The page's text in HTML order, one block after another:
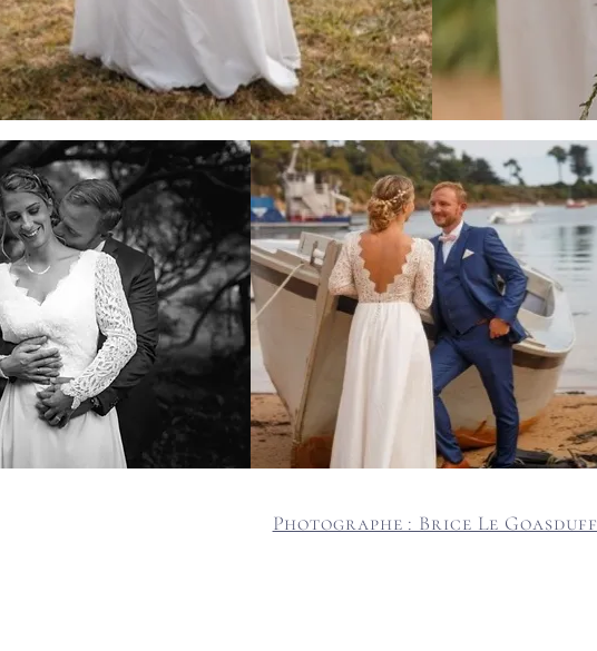
Photographe : Brice Le Goasduff